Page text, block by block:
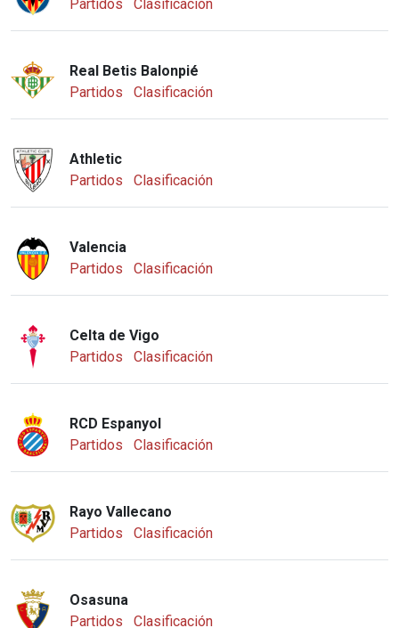
Partidos
Clasificación
Real Betis Balonpié
Partidos
Clasificación
Athletic
Partidos
Clasificación
Valencia
Partidos
Clasificación
Celta de Vigo
Partidos
Clasificación
RCD Espanyol
Partidos
Clasificación
Rayo Vallecano
Partidos
Clasificación
Osasuna
Partidos
Clasificación